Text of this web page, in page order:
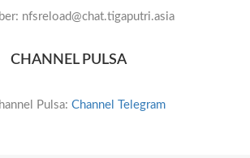
LAMPUNG
KALIANDA
SUGIH
nfsreload@chat.tigaputri.asia
CHANNEL PULSA
Pulsa: Channel Telegram